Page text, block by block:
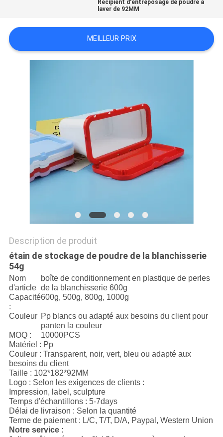
PLAN
PRIVACY
POLICY
Récipient d'entreposage de poudre à
laver de 92MM
MEILLEUR PRIX
Description de produit
étain de stockage de poudre de la blanchisserie
54g
Nom
d'article
boîte de conditionnement en plastique de perles
de la blanchisserie 600g
Capacité
:
600g, 500g, 800g, 1000g
Couleur Pp blancs ou adapté aux besoins du client pour
panten la couleur
MOQ :
10000PCS
Matériel : Pp
Couleur : Transparent, noir, vert, bleu ou adapté aux
besoins du client
Taille : 102*182*92MM
Logo : Selon les exigences de clients :
Impression, label, sculpture
Temps d'échantillons : 5-7days
Délai de livraison : Selon la quantité
Terme de paiement : L/C, T/T, D/A, Paypal, Western Union
Notre service :